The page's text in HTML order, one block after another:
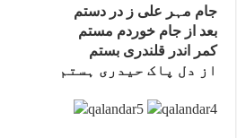
جام مہر علی ز در دستم
بعد از جام خوردم مستم
کمر اندر قلندری بستم
از دل پاک حیدری ہستم